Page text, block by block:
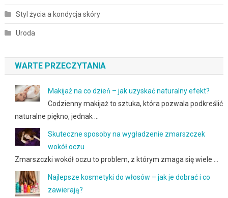
Styl życia a kondycja skóry
Uroda
WARTE PRZECZYTANIA
Makijaż na co dzień – jak uzyskać naturalny efekt?
Codzienny makijaż to sztuka, która pozwala podkreślić
naturalne piękno, jednak …
Skuteczne sposoby na wygładzenie zmarszczek
wokół oczu
Zmarszczki wokół oczu to problem, z którym zmaga się wiele …
Najlepsze kosmetyki do włosów – jak je dobrać i co
zawierają?